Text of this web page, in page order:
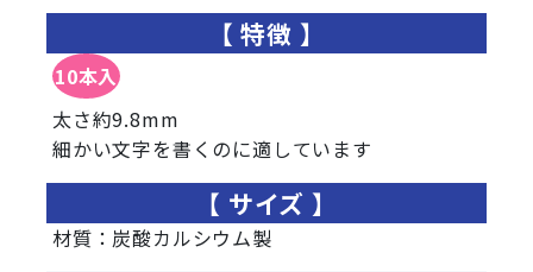
特徴
10本入
太さ約9.8mm
細かい文字を書くのに適しています
サイズ
材質：炭酸カルシウム製